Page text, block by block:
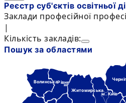
Реєстр суб'єктів освітньої
Заклади професійної
|
Кількість закладів:
Пошук за областями
м. Київ
Рівне-
нська
Волинська
Житомирська